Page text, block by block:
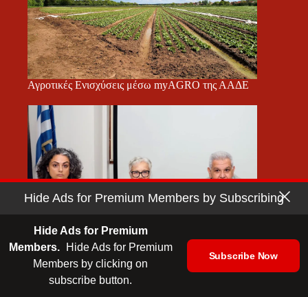
Αγροτικές Ενισχύσεις μέσω myAGRO της ΑΑΔΕ
Νέα εποχή γυναικείας επιχειρηματικότητας
Hide Ads for Premium Members by Subscribing
Hide Ads for Premium
Members.
Hide Ads for Premium
Members by clicking on
subscribe button.
Subscribe Now